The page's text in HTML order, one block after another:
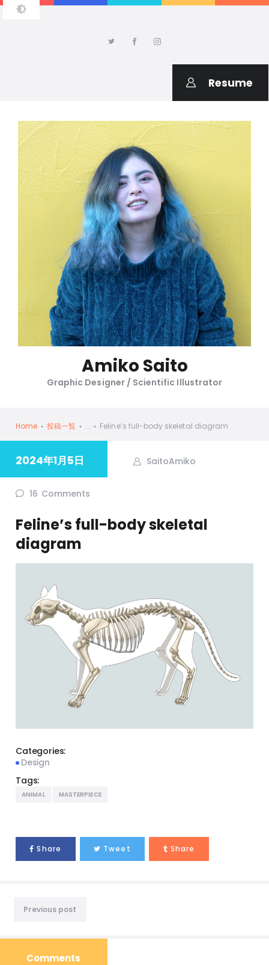
Resume
Amiko Saito
Graphic Designer / Scientific Illustrator
Home 投稿一覧 ... Feline’s full-body skeletal diagram
AMIKO SAITO DESIGN
2024年1月5日 SaitoAmiko
16 Comments
Feline’s full-body skeletal
diagram
Categories:
Design
Tags:
ANIMAL MASTERPIECE
Share Tweet Share
Previous post
Comments